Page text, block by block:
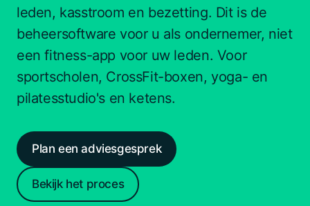
leden, kasstroom en bezetting. Dit is de
beheersoftware voor u als ondernemer, niet
een fitness-app voor uw leden. Voor
sportscholen, CrossFit-boxen, yoga- en
pilatesstudio's en ketens.
Plan een adviesgesprek
Bekijk het proces